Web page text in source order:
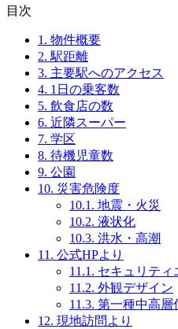
目次
1. 物件概要
2. 駅距離
3. 主要駅へのアクセス
4. 1日の乗客数
5. 飲食店の数
6. 近隣スーパー
7. 学区
8. 待機児童数
9. 公園
10. 災害危険度
10.1. 地震・火災
10.2. 液状化
10.3. 洪水・高潮
11. 公式HPより
11.1. セキュリティ
11.2. 外観デザイン
11.3. 第一種中高層
12. 現地訪問より